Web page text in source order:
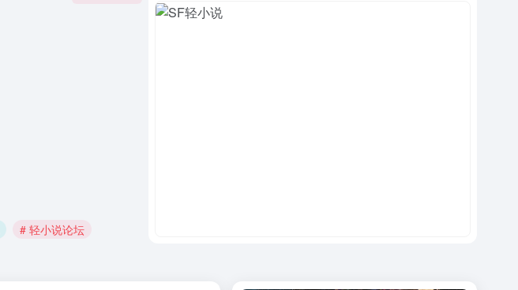
# 轻小说论坛